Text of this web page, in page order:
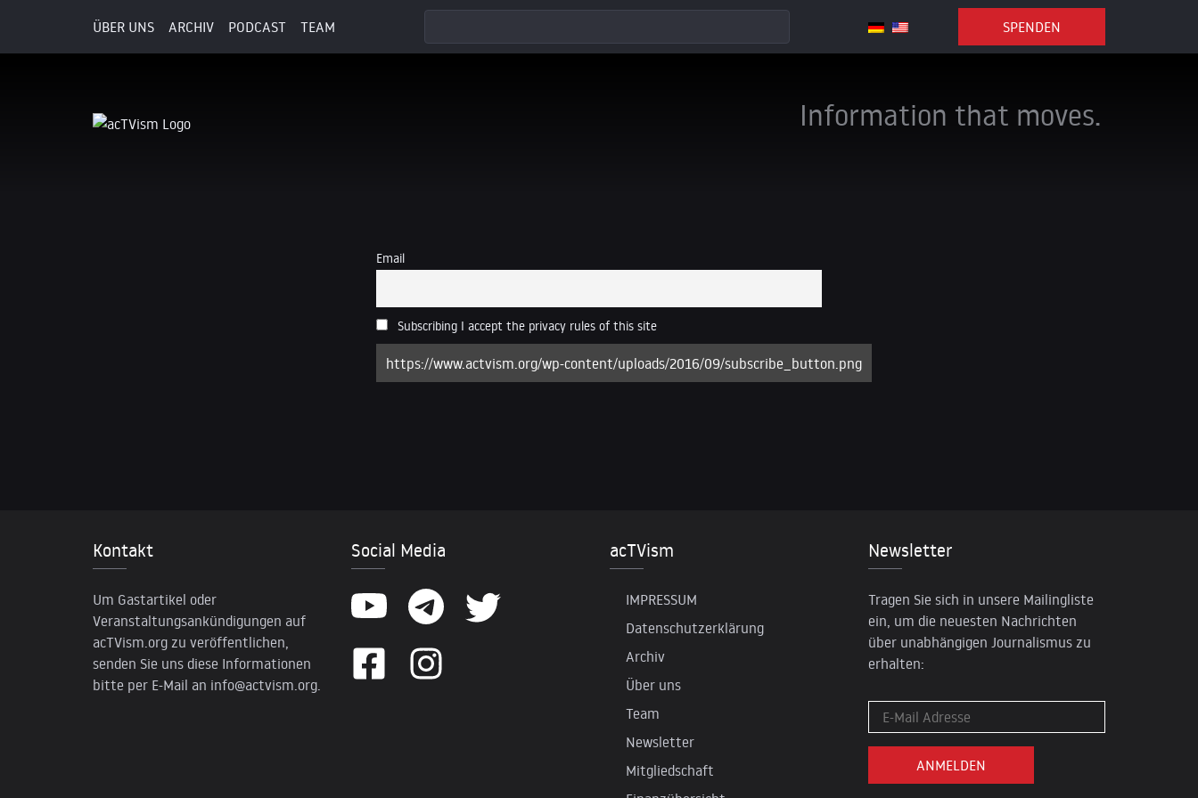
ÜBER UNS ARCHIV PODCAST TEAM SPENDEN
Information that moves.
Email
Subscribing I accept the privacy rules of this site
Kontakt
Um Gastartikel oder
Veranstaltungsankündigungen auf
acTVism.org zu veröffentlichen,
senden Sie uns diese Informationen
bitte per E-Mail an info@actvism.org.
Social Media acTVism
IMPRESSUM
Datenschutzerklärung
Archiv
Über uns
Team
Newsletter
Mitgliedschaft
Newsletter
Tragen Sie sich in unsere Mailingliste
ein, um die neuesten Nachrichten
über unabhängigen Journalismus zu
erhalten: